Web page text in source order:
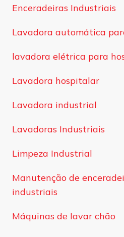
Enceradeiras Industriais
Lavadora automática
lavadora elétrica para
Lavadora hospitalar
Lavadora industrial
Lavadoras Industriais
Limpeza Industrial
Manutenção de
industriais
Máquinas de lavar chão